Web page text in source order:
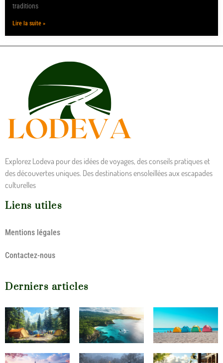
traditions
Lire la suite »
Explorez Lodeva pour des idées de voyages, des conseils pratiques et
des découvertes uniques. Des destinations ensoleillées aux escapades
culturelles
Liens utiles
Mentions légales
Contactez-nous
Derniers articles